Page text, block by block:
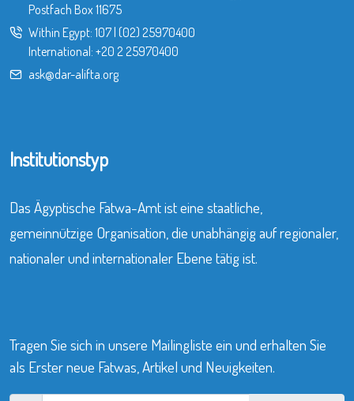
Postfach Box 11675
Within Egypt: 107| (02) 25970400
International: +20 2 25970400
ask@dar-alifta.org
Institutionstyp
Das Ägyptische Fatwa-Amt ist eine staatliche,
gemeinnützige Organisation, die unabhängig auf regionaler,
nationaler und internationaler Ebene tätig ist.
Tragen Sie sich in unsere Mailingliste ein und erhalten Sie
als Erster neue Fatwas, Artikel und Neuigkeiten.